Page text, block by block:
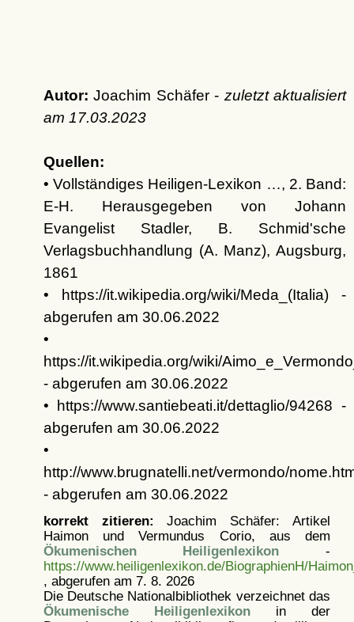
Autor: Joachim Schäfer - zuletzt aktualisiert
am 17.03.2023
Quellen:
• Vollständiges Heiligen-Lexikon …, 2. Band:
E-H. Herausgegeben von Johann
Evangelist Stadler, B. Schmid'sche
Verlagsbuchhandlung (A. Manz), Augsburg,
1861
• https://it.wikipedia.org/wiki/Meda_(Italia) -
abgerufen am 30.06.2022
•
https://it.wikipedia.org/wiki/
- abgerufen am 30.06.2022
• https://www.santiebeati.it/dettaglio/94268 -
abgerufen am 30.06.2022
•
http://www.brugnatelli.net/vermondo/
- abgerufen am 30.06.2022
korrekt zitieren: Joachim Schäfer: Artikel
Haimon und Vermundus Corio, aus dem
Ökumenischen Heiligenlexikon -
https://www.heiligenlexikon.de/BiographienH/
, abgerufen am 7. 8. 2026
Die Deutsche Nationalbibliothek verzeichnet das
Ökumenische Heiligenlexikonin der